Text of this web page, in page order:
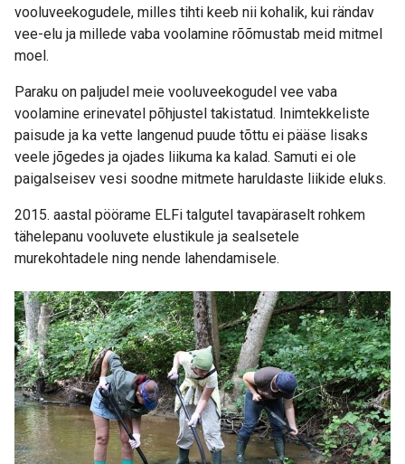
vooluveekogudele, milles tihti keeb nii kohalik, kui rändav
vee-elu ja millede vaba voolamine rõõmustab meid mitmel
moel.
Paraku on paljudel meie vooluveekogudel vee vaba
voolamine erinevatel põhjustel takistatud. Inimtekkeliste
paisude ja ka vette langenud puude tõttu ei pääse lisaks
veele jõgedes ja ojades liikuma ka kalad. Samuti ei ole
paigalseisev vesi soodne mitmete haruldaste liikide eluks.
2015. aastal pöörame ELFi talgutel tavapäraselt rohkem
tähelepanu vooluvete elustikule ja sealsetele
murekohtadele ning nende lahendamisele.